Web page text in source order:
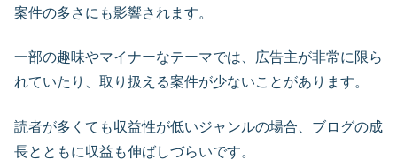
案件の多さにも影響されます。
一部の趣味やマイナーなテーマでは、広告主が非常に限ら
れていたり、取り扱える案件が少ないことがあります。
読者が多くても収益性が低いジャンルの場合、ブログの成
長とともに収益も伸ばしづらいです。